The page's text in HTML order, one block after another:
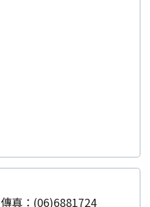
傳真：(06)6881724